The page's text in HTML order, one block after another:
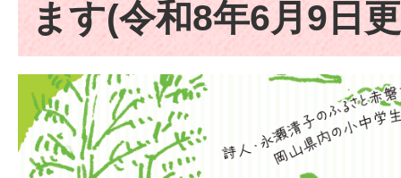
ます(令和8年6月9日